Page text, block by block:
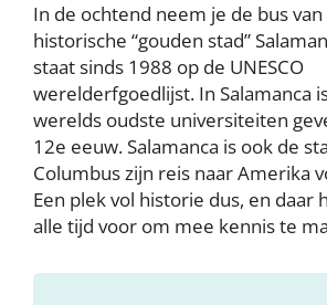
In de ochtend neem je de bus
historische “gouden stad”
staat sinds 1988 op de UNESCO
werelderfgoedlijst. In Salamanca
werelds oudste universiteiten
12e eeuw. Salamanca is ook de
Columbus zijn reis naar Amerika
Een plek vol historie dus, en daar
alle tijd voor om mee kennis te